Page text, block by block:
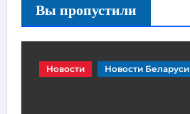
Вы пропустили
Новости Новости Беларуси